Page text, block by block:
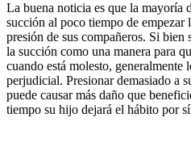
La buena noticia es que la mayoría
succión al poco tiempo de empezar
presión de sus compañeros. Si
la succión como una manera para
cuando está molesto, generalmente
perjudicial. Presionar demasiado a
puede causar más daño que
tiempo su hijo dejará el hábito por